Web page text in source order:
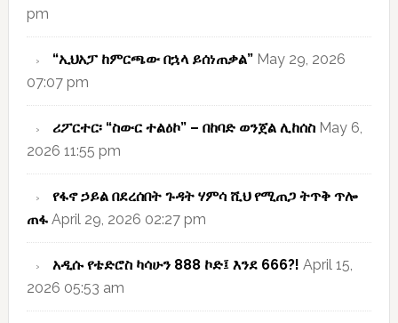
pm
“ኢህአፓ ከምርጫው በኋላ ይሰነጠቃል” May 29, 2026
07:07 pm
ሪፖርተር፡ “ስውር ተልዕኮ” – በከባድ ወንጀል ሊከሰስ May 6,
2026 11:55 pm
የፋኖ ኃይል በደረሰበት ጉዳት ሃምሳ ሺህ የሚጠጋ ትጥቅ ጥሎ
ጠፋ April 29, 2026 02:27 pm
አዲሱ የቴድሮስ ካሳሁን 888 ኮድ፤ እንደ 666?! April 15,
2026 05:53 am